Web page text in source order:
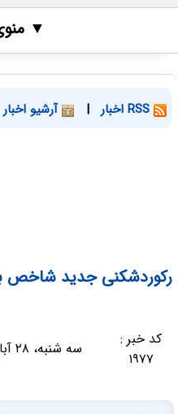
▼
| آرشیو اخبار
رکوردشکنی جدید شاخص
کد خبر :
۱۹۷۷
سه شنبه، ۲۸ آبان ۱۳۹۲ - ۱۲:۰۱:۴۴